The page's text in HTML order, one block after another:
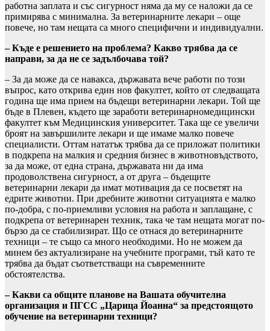
работна заплата и със сигурност няма да му се наложи да се
примирява с минимална. За ветеринарните лекари – още
повече, но там нещата са много специфични и индивидуални.
– Къде е решението на проблема? Какво трябва да се
направи, за да не се задълбочава той?
– За да може да се навакса, държавата вече работи по този
въпрос, като открива един нов факултет, който от следващата
година ще има прием на бъдещи ветеринарни лекари. Той ще
бъде в Плевен, където ще заработи ветеринарномедицински
факултет към Медицинския университет. Така ще се увеличи
броят на завършилите лекари и ще имаме малко повече
специалисти. Оттам нататък трябва да се приложат политики
в подкрепа на малкия и средния бизнес в животновъдството,
за да може, от една страна, държавата ни да има
продоволствена сигурност, а от друга – бъдещите
ветеринарни лекари да имат мотивация да се посветят на
едрите животни. При дребните животни ситуацията е малко
по-добра, с по-приемливи условия на работа и заплащане, с
подкрепа от ветеринарен техник, така че там нещата могат по-
бързо да се стабилизират. Що се отнася до ветеринарните
техници – те също са много необходими. Но не можем да
минем без актуализиране на учебните програми, тъй като те
трябва да бъдат съответстващи на съвременните
обстоятелства.
– Какви са общите планове на Вашата обучителна
организация и ПГСС „Царица Йоанна“ за предстоящото
обучение на ветеринарни техници?